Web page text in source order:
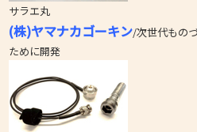
サラエ丸
(株)ヤマナカゴーキン/次世代もの
ために開発